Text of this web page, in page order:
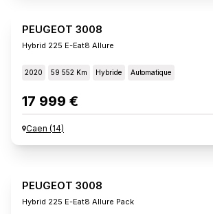
PEUGEOT 3008
Hybrid 225 E-Eat8 Allure
2020 59 552 Km Hybride Automatique
17 999 €
Caen (14)
PEUGEOT 3008
Hybrid 225 E-Eat8 Allure Pack